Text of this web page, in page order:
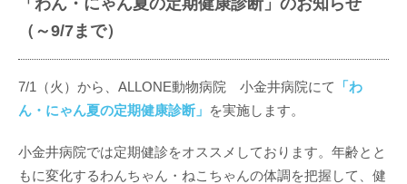
「わん・にゃん夏の定期健康診断」のお知らせ
（～9/7まで）
7/1（火）から、ALLONE動物病院 小金井病院にて
「わ
ん・にゃん夏の定期健康診断」 を実施します。
小金井病院では定期健診をオススメしております。年齢とと
もに変化するわんちゃん・ねこちゃんの体調を把握して、健